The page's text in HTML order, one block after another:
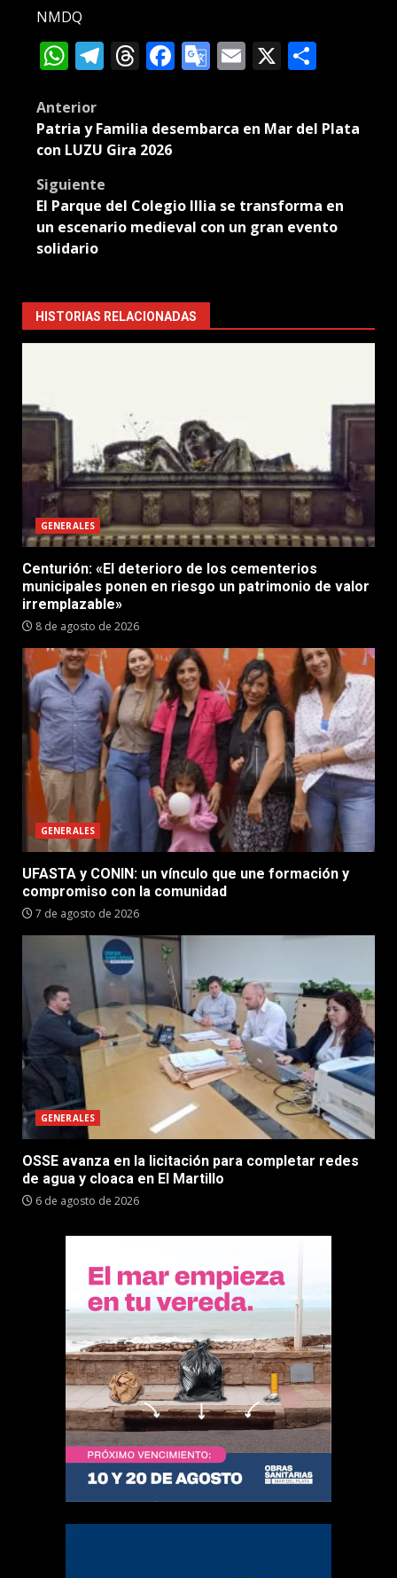
NMDQ
WhatsApp
Telegram
Threads
Facebook
Google
Translate
Email
X
Post
navigation
Anterior
Patria y Familia desembarca en Mar del Plata
con LUZU Gira 2026
Siguiente
El Parque del Colegio Illia se transforma en
un escenario medieval con un gran evento
solidario
HISTORIAS RELACIONADAS
GENERALES
Centurión: «El deterioro de los cementerios
municipales ponen en riesgo un patrimonio de valor
irremplazable»
8 de agosto de 2026
GENERALES
UFASTA y CONIN: un vínculo que une formación y
compromiso con la comunidad
7 de agosto de 2026
GENERALES
OSSE avanza en la licitación para completar redes
de agua y cloaca en El Martillo
6 de agosto de 2026